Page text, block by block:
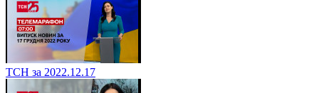
ТСН за 2022.12.17